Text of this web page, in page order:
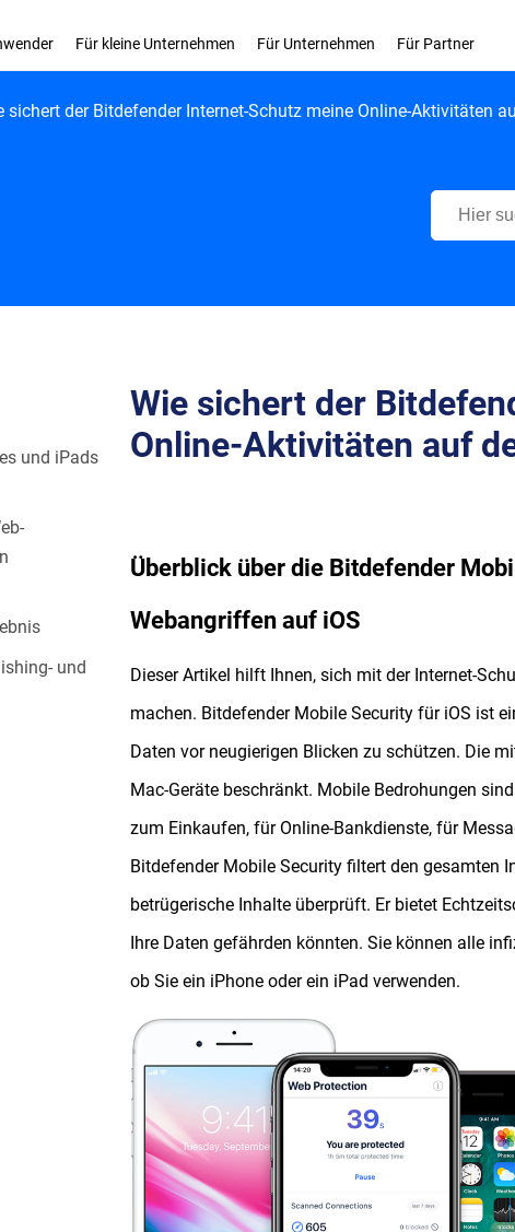
Für kleine Unternehmen Für Unternehmen Für Partner
sichert der Bitdefender Internet-Schutz meine Online-Aktivitäten
und iPads
und
Wie sichert der
Online-Aktivitäten auf
Überblick über die Bitdefender
Webangriffen auf iOS
Dieser Artikel hilft Ihnen, sich mit der Internet-
machen. Bitdefender Mobile Security für iOS ist
Daten vor neugierigen Blicken zu schützen. Die
Mac-Geräte beschränkt. Mobile Bedrohungen
zum Einkaufen, für Online-Bankdienste, für
Bitdefender Mobile Security filtert den gesamten
betrügerische Inhalte überprüft. Er bietet
Ihre Daten gefährden könnten. Sie können alle
ob Sie ein iPhone oder ein iPad verwenden.